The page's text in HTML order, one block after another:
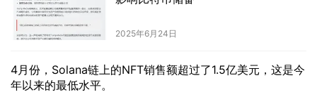
2025年6月24日
4月份，Solana链上的NFT销售额超过了1.5亿美元，这是今
年以来的最低水平。